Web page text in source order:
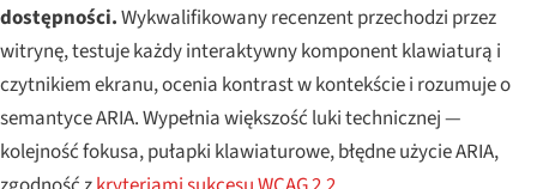
dostępności.Wykwalifikowany recenzent przechodzi przez
witrynę, testuje każdy interaktywny komponent klawiaturą i
czytnikiem ekranu, ocenia kontrast w kontekście i rozumuje o
semantyce ARIA. Wypełnia większość luki technicznej —
kolejność fokusa, pułapki klawiaturowe, błędne użycie ARIA,